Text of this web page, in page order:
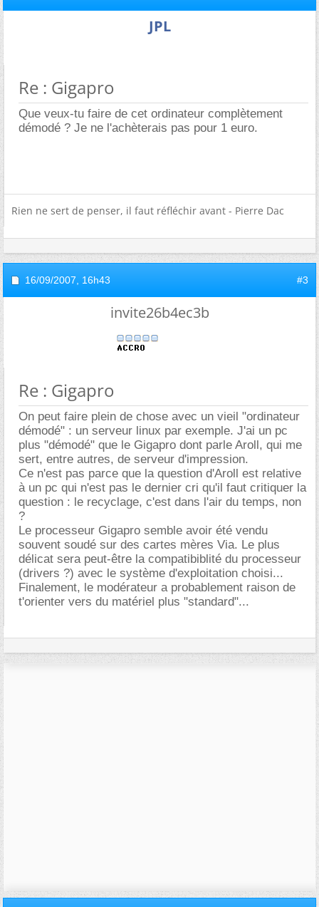
JPL
Re : Gigapro
Que veux-tu faire de cet ordinateur complètement
démodé ? Je ne l'achèterais pas pour 1 euro.
Rien ne sert de penser, il faut réfléchir avant - Pierre Dac
16/09/2007, 16h43 #3
invite26b4ec3b
Re : Gigapro
On peut faire plein de chose avec un vieil "ordinateur
démodé" : un serveur linux par exemple. J'ai un pc
plus "démodé" que le Gigapro dont parle Aroll, qui me
sert, entre autres, de serveur d'impression.
Ce n'est pas parce que la question d'Aroll est relative
à un pc qui n'est pas le dernier cri qu'il faut critiquer la
question : le recyclage, c'est dans l'air du temps, non
?
Le processeur Gigapro semble avoir été vendu
souvent soudé sur des cartes mères Via. Le plus
délicat sera peut-être la compatibiblité du processeur
(drivers ?) avec le système d'exploitation choisi...
Finalement, le modérateur a probablement raison de
t'orienter vers du matériel plus "standard"...